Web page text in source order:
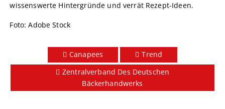
wissenswerte Hintergründe und verrät Rezept-Ideen.
Foto: Adobe Stock
Canapees
Trend
Zentralverband Des Deutschen
Bäckerhandwerks